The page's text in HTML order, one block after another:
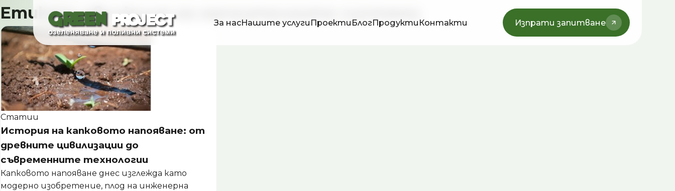
Skip
to
content
За насНашите услуги Проекти БлогПродукти Контакти Изпрати запитване
Етикет:еволюция на напоителните системи
Статии
История на капковото напояване: от
древните цивилизации до
съвременните технологии
Капковото напояване днес изглежда като
модерно изобретение, плод на инженерна